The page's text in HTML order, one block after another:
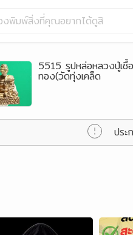
งพิมพ์สิ่งที่คุณอยากได้ดูสิ
5515 รูปหล่อหลวงปู่เ
ทอง(วัดทุ่งเคล็ด
ประ